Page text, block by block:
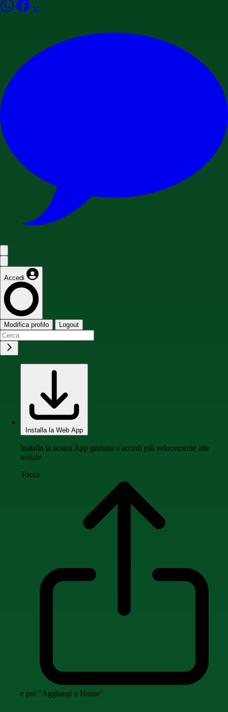
Accedi
Modifica profilo Logout
Installa la Web App
Installa la nostra App gratuita e accedi più velocemente alle
notizie
Tocca
e poi "Aggiungi a Home"